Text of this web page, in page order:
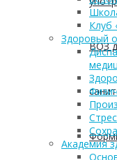
ВОЗ
Клуб
Здоровый
Академия